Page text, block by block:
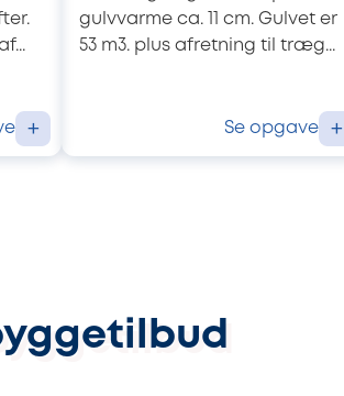
+
gulvvarme ca. 11 cm. Gulvet er
53 m3. plus afretning til træg...
Se opgave +